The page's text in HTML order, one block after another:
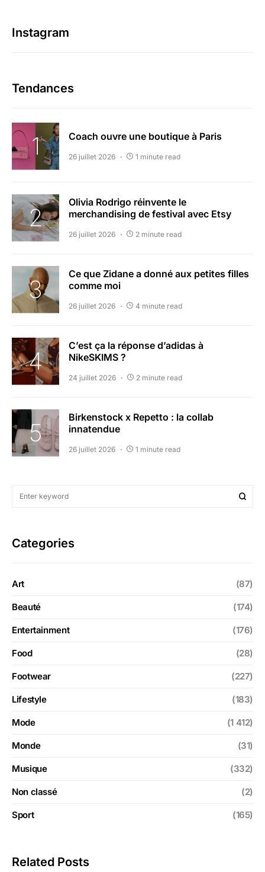
Instagram
Tendances
Coach ouvre une boutique à Paris
26 juillet 2026 1 minute read
Olivia Rodrigo réinvente le
merchandising de festival avec Etsy
26 juillet 2026 2 minute read
Ce que Zidane a donné aux petites filles
comme moi
26 juillet 2026 4 minute read
C’est ça la réponse d’adidas à
NikeSKIMS ?
24 juillet 2026 2 minute read
Birkenstock x Repetto : la collab
innatendue
26 juillet 2026 1 minute read
Categories
Art (87)
Beauté (174)
Entertainment (176)
Food (28)
Footwear (227)
Lifestyle (183)
Mode (1 412)
Monde (31)
Musique (332)
Non classé (2)
Sport (165)
Related Posts